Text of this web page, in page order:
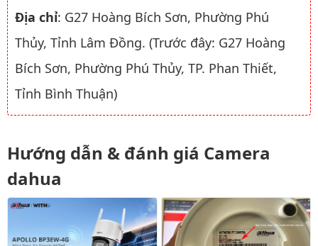
Địa chỉ: G27 Hoàng Bích Sơn, Phường Phú
Thủy, Tỉnh Lâm Đồng. (Trước đây: G27 Hoàng
Bích Sơn, Phường Phú Thủy, TP. Phan Thiết,
Tỉnh Bình Thuận)
Hướng dẫn & đánh giá Camera
dahua